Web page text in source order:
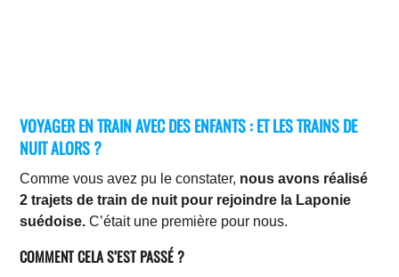
VOYAGER EN TRAIN AVEC DES ENFANTS : ET LES TRAINS DE
NUIT ALORS ?
Comme vous avez pu le constater, nous avons réalisé
2 trajets de train de nuit pour rejoindre la Laponie
suédoise. C’était une première pour nous.
COMMENT CELA S’EST PASSÉ ?